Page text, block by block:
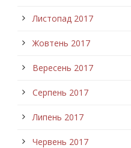
Листопад 2017
Жовтень 2017
Вересень 2017
Серпень 2017
Липень 2017
Червень 2017